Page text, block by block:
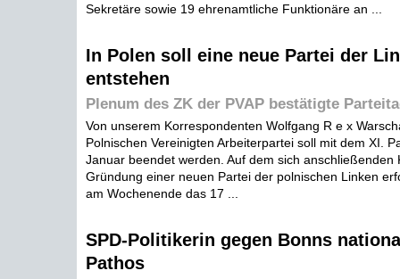
Sekretäre sowie 19 ehrenamtliche Funktionäre an ...
In Polen soll eine neue Partei der
entstehen
Plenum des ZK der PVAP bestätigte
Von unserem Korrespondenten Wolfgang R e x
Polnischen Vereinigten Arbeiterpartei soll mit dem XI.
Januar beendet werden. Auf dem sich anschließenden
Gründung einer neuen Partei der polnischen Linken
am Wochenende das 17 ...
SPD-Politikerin gegen Bonns
Pathos